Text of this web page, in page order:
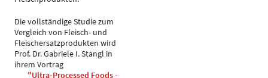
Die vollständige Studie zum
Vergleich von Fleisch- und
Fleischersatzprodukten wird
Prof. Dr. Gabriele I. Stangl in
ihrem Vortrag
"Ultra-Processed Foods -